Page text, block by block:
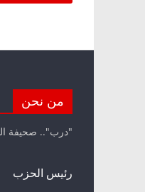
من نحن
"درب".. صحيفة
رئيس الحزب